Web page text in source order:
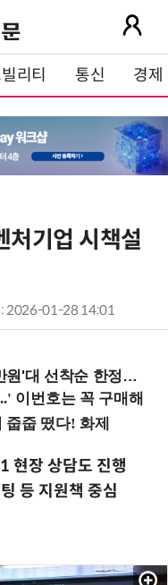
리티 통신 경제
처기업 시책설
: 2026-01-28 14:01
선착순 한정판매!
현장 상담도 진행
등 지원책 중심